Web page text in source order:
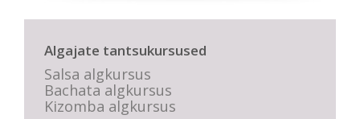
Algajate tantsukursused
Salsa algkursus
Bachata algkursus
Kizomba algkursus